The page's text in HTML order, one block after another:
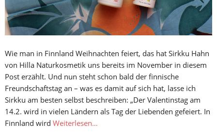
Wie man in Finnland Weihnachten feiert, das hat Sirkku Hahn
von Hilla Naturkosmetik uns bereits im November in diesem
Post erzählt. Und nun steht schon bald der finnische
Freundschaftstag an – was es damit auf sich hat, lasse ich
Sirkku am besten selbst beschreiben: „Der Valentinstag am
14.2. wird in vielen Ländern als Tag der Liebenden gefeiert. In
Finnland wird Weiterlesen…